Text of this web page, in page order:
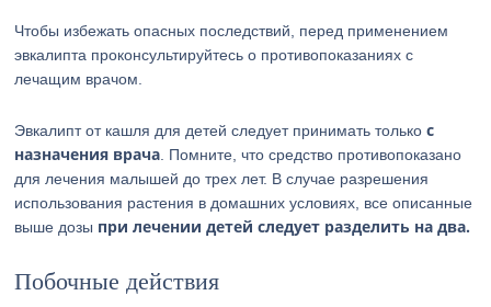
Чтобы избежать опасных последствий, перед применением
эвкалипта проконсультируйтесь о противопоказаниях с
лечащим врачом.
Эвкалипт от кашля для детей следует принимать толькос
назначения врача . Помните, что средство противопоказано
для лечения малышей до трех лет. В случае разрешения
использования растения в домашних условиях, все описанные
выше дозы при лечении детей следует разделить на два.
Побочные действия